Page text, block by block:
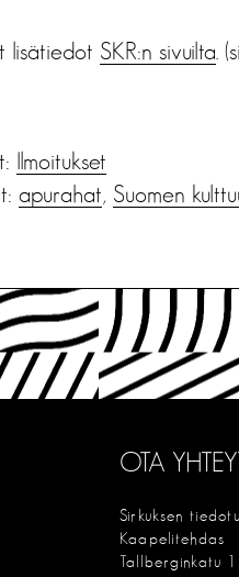
lisätiedot SKR:n sivuilta .
Ilmoitukset
apurahat, Suomen
OTA
Sirkuksen
Kaapelitehdas
Tallberginkatu